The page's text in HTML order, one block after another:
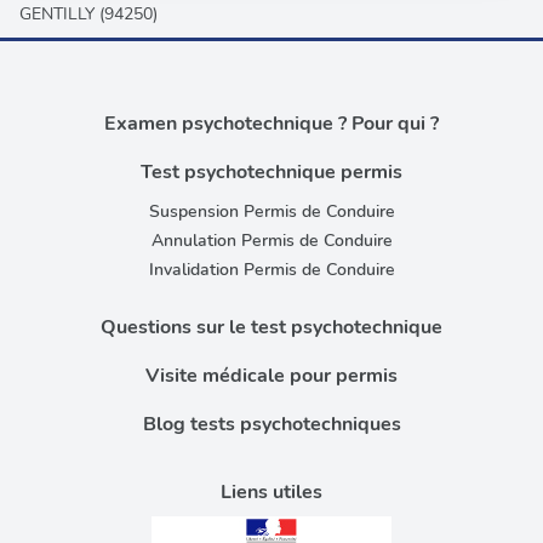
publicité et d'analyse, qui peuvent combiner celles-ci
services.
GENTILLY (94250)
Liens utiles
Examen psychotechnique ? Pour qui ?
Test psychotechnique permis
Suspension Permis de Conduire
Annulation Permis de Conduire
Invalidation Permis de Conduire
Questions sur le test psychotechnique
Visite médicale pour permis
Blog tests psychotechniques